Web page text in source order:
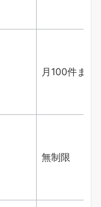
月100件まで
無制限